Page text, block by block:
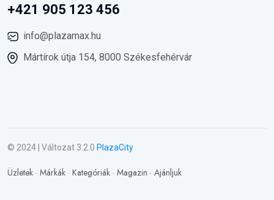
+421 905 123 456
info@plazamax.hu
Mártírok útja 154, 8000 Székesfehérvár
© 2024 | Változat 3.2.0 PlazaCity
Üzletek · Márkák · Kategóriák · Magazin · Ajánljuk